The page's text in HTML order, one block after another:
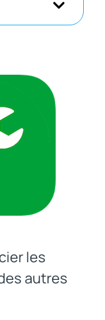
les
autres